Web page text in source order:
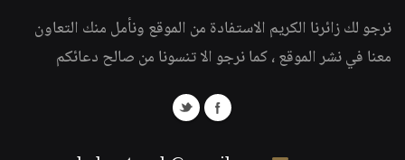
نرجو لك زائرنا الكريم الاستفادة من الموقع ونأمل منك التعاون
معنا في نشر الموقع ، كما نرجو الا تنسونا من صالح دعائكم